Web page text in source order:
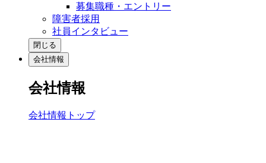
募集職種・エントリー
障害者採用
社員インタビュー
閉じる
会社情報
会社情報
会社情報トップ